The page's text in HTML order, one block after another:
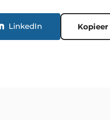
LinkedIn Kopieer